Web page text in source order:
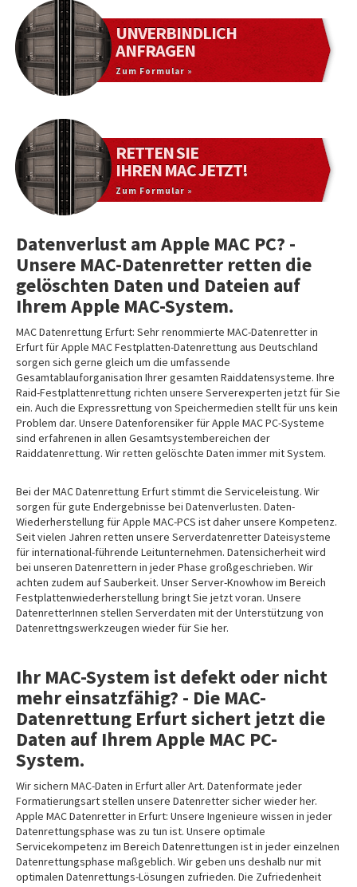
UNVERBINDLICH
ANFRAGEN
Zum Formular »
RETTEN SIE
IHREN MAC JETZT!
Zum Formular »
Datenverlust am Apple MAC PC? -
Unsere MAC-Datenretter retten die
gelöschten Daten und Dateien auf
Ihrem Apple MAC-System.
MAC Datenrettung Erfurt: Sehr renommierte MAC-Datenretter in
Erfurt für Apple MAC Festplatten-Datenrettung aus Deutschland
sorgen sich gerne gleich um die umfassende
Gesamtablauforganisation Ihrer gesamten Raiddatensysteme. Ihre
Raid-Festplattenrettung richten unsere Serverexperten jetzt für Sie
ein. Auch die Expressrettung von Speichermedien stellt für uns kein
Problem dar. Unsere Datenforensiker für Apple MAC PC-Systeme
sind erfahrenen in allen Gesamtsystembereichen der
Raiddatenrettung. Wir retten gelöschte Daten immer mit System.
Bei der MAC Datenrettung Erfurt stimmt die Serviceleistung. Wir
sorgen für gute Endergebnisse bei Datenverlusten. Daten-
Wiederherstellung für Apple MAC-PCS ist daher unsere Kompetenz.
Seit vielen Jahren retten unsere Serverdatenretter Dateisysteme
für international-führende Leitunternehmen. Datensicherheit wird
bei unseren Datenrettern in jeder Phase großgeschrieben. Wir
achten zudem auf Sauberkeit. Unser Server-Knowhow im Bereich
Festplattenwiederherstellung bringt Sie jetzt voran. Unsere
DatenretterInnen stellen Serverdaten mit der Unterstützung von
Datenrettngswerkzeugen wieder für Sie her.
Ihr MAC-System ist defekt oder nicht
mehr einsatzfähig? - Die MAC-
Datenrettung Erfurt sichert jetzt die
Daten auf Ihrem Apple MAC PC-
System.
Wir sichern MAC-Daten in Erfurt aller Art. Datenformate jeder
Formatierungsart stellen unsere Datenretter sicher wieder her.
Apple MAC Datenretter in Erfurt: Unsere Ingenieure wissen in jeder
Datenrettungsphase was zu tun ist. Unsere optimale
Servicekompetenz im Bereich Datenrettungen ist in jeder einzelnen
Datenrettungsphase maßgeblich. Wir geben uns deshalb nur mit
optimalen Datenrettungs-Lösungen zufrieden. Die Zufriedenheit